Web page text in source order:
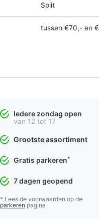
Split
tussen €70,- en
Iedere zondag open
van 12 tot 17
Grootste assortiment
Gratis parkeren*
7 dagen geopend
* Lees de voorwaarden op de
parkeren pagina